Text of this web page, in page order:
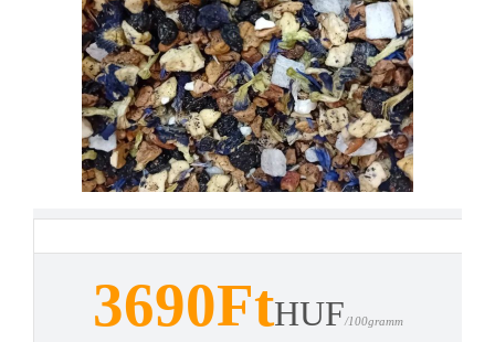
3690FtHUF/100gramm